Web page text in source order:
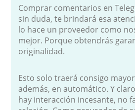
Comprar comentarios en
sin duda, te brindará esa
lo hace un proveedor como
mejor. Porque obtendrás
originalidad.
Esto solo traerá consigo
además, en automático. Y
hay interacción incesante, no